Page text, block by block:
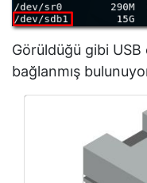
Görüldüğü gibi USB
bağlanmış